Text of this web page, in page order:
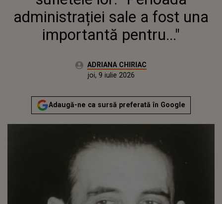
administrației sale a fost una
importantă pentru..."
Autor:ADRIANA CHIRIAC
Actualizat:
joi, 9 iulie 2026
Adaugă-ne ca sursă preferată în Google